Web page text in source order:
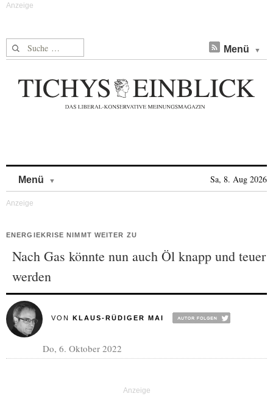
Suche nach: Menü
Menü Sa, 8. Aug 2026
ENERGIEKRISE NIMMT WEITER ZU
Nach Gas könnte nun auch Öl knapp und teuer
werden
VON KLAUS-RÜDIGER MAI
Do, 6. Oktober 2022